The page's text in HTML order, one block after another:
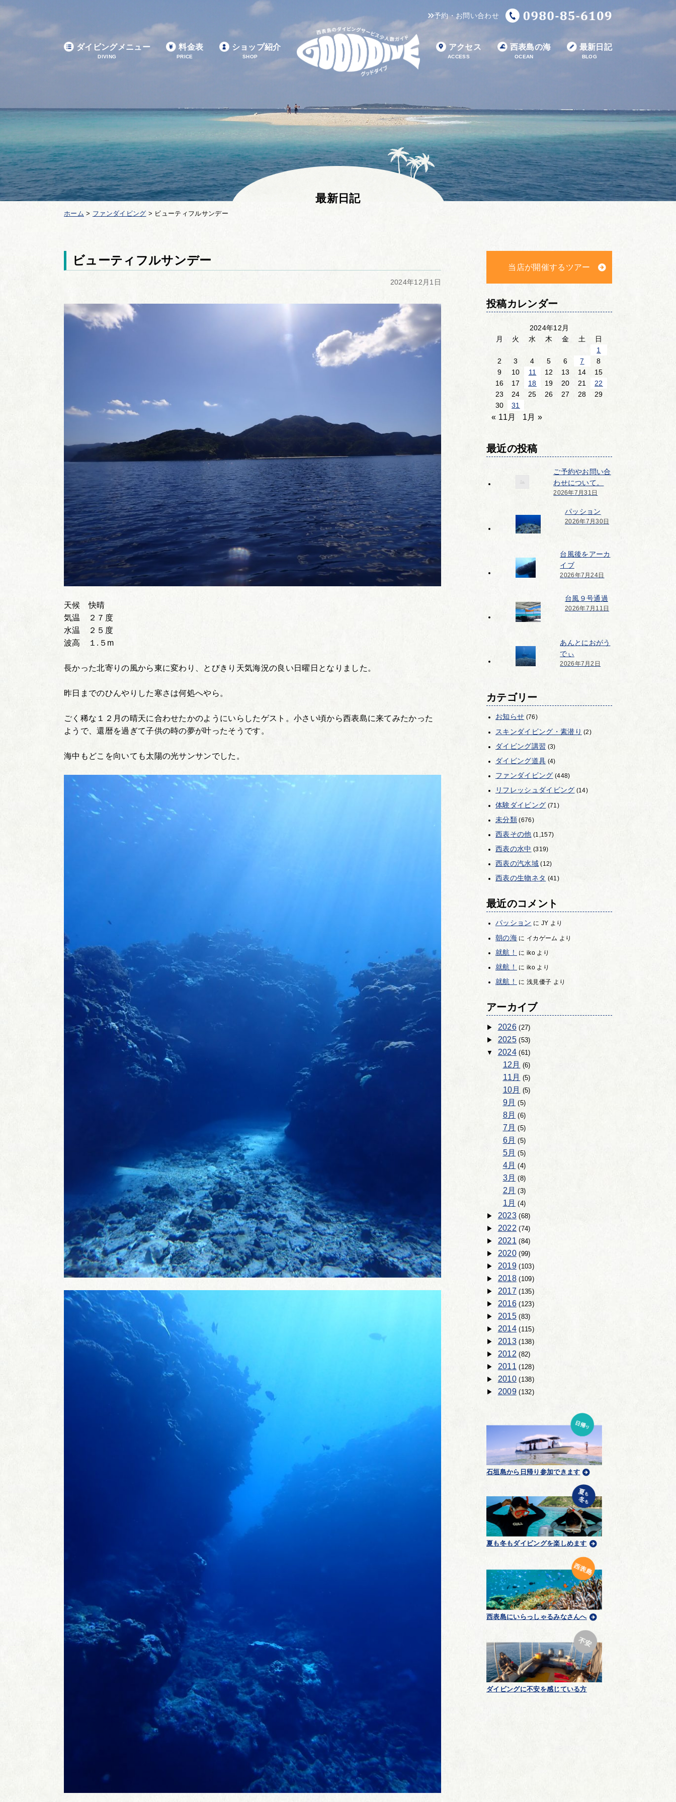
予約・お問い合わせ
ダイビングメニュー
DIVING
料金表
PRICE
ショップ紹介
SHOP
アクセス
ACCESS
西表島の海
OCEAN
最新日記
BLOG
最新日記
ホーム > ファンダイビング > ビューティフルサンデー
ビューティフルサンデー
2024年12月1日
天候 快晴
気温 ２７度
水温 ２５度
波高 １.５m
長かった北寄りの風から東に変わり、とびきり天気海況の良い日曜日となりました。
昨日までのひんやりした寒さは何処へやら。
ごく稀な１２月の晴天に合わせたかのようにいらしたゲスト。小さい頃から西表島に来てみたかった
ようで、還暦を過ぎて子供の時の夢が叶ったそうです。
海中もどこを向いても太陽の光サンサンでした。
当店が開催するツアー
投稿カレンダー
2024年12月
月
火 水 木 金 土
日
1
2
3 4 5 6 7
8
9
10 11 12 13 14
15
16
17 18 19 20 21
22
23
24 25 26 27 28
29
30
31
« 11月 1月 »
最近の投稿
ご予約やお問い合
わせについて。
2026年7月31日
パッション
2026年7月30日
台風後をアーカ
イブ
2026年7月24日
台風９号通過
2026年7月11日
あんとにおがう
でぃ
2026年7月2日
カテゴリー
お知らせ (76)
スキンダイビング・素潜り (2)
ダイビング講習 (3)
ダイビング道具 (4)
ファンダイビング (448)
リフレッシュダイビング (14)
体験ダイビング (71)
未分類(676)
西表その他 (1,157)
西表の水中 (319)
西表の汽水域(12)
西表の生物ネタ (41)
最近のコメント
パッション に JY より
朝の海に イカゲーム より
就航！ に ikoより
就航！ に ikoより
就航！ に 浅見優子 より
アーカイブ
2026(27)
2025(53)
2024(61)
12月 (6)
11月 (5)
10月 (5)
9月 (5)
8月 (6)
7月 (5)
6月 (5)
5月 (5)
4月 (4)
3月 (8)
2月 (3)
1月 (4)
2023(68)
2022 (74)
2021(84)
2020(99)
2019(103)
2018(109)
2017 (135)
2016(123)
2015(83)
2014(115)
2013(138)
2012(82)
2011(128)
2010(138)
2009(132)
石垣島から日帰り参加できます
夏も冬もダイビングを楽しめます
西表島にいらっしゃるみなさんへ
ダイビングに不安を感じている方